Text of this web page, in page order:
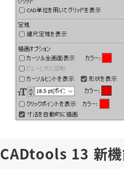
CADtools 13 新